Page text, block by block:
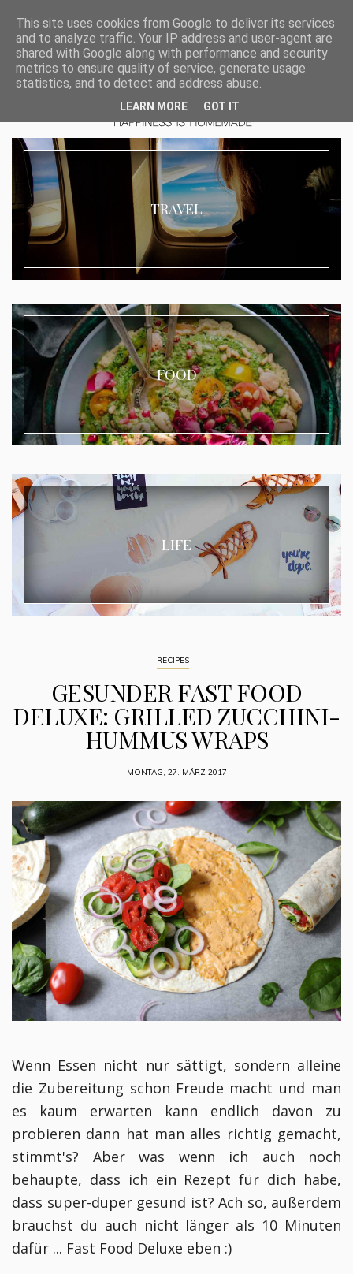
TRAVEL
FOOD
LIFE
RECIPES
GESUNDER FAST FOOD
DELUXE: GRILLED ZUCCHINI-
HUMMUS WRAPS
MONTAG, 27. MÄRZ 2017
Wenn Essen nicht nur sättigt, sondern alleine
die Zubereitung schon Freude macht und man
es kaum erwarten kann endlich davon zu
probieren dann hat man alles richtig gemacht,
stimmt's? Aber was wenn ich auch noch
behaupte, dass ich ein Rezept für dich habe,
dass super-duper gesund ist? Ach so, außerdem
brauchst du auch nicht länger als 10 Minuten
dafür ... Fast Food Deluxe eben :)
This site uses cookies from Google to deliver its services
and to analyze traffic. Your IP address and user-agent are
shared with Google along with performance and security
metrics to ensure quality of service, generate usage
statistics, and to detect and address abuse.
LEARN MORE GOT IT